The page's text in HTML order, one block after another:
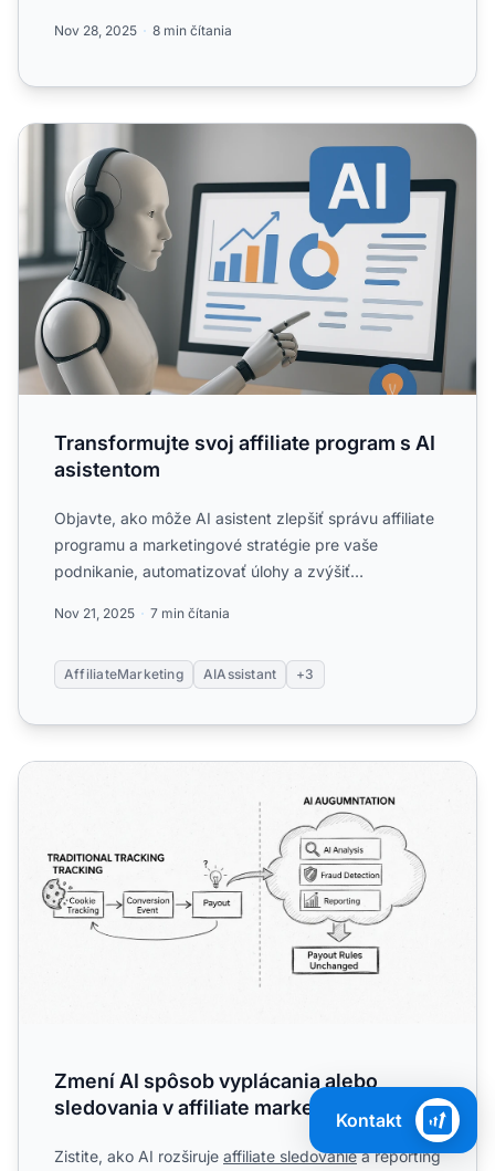
Nov 28, 2025 8 min čítania
Transformujte svoj affiliate program s AI asistentom
Transformujte svoj affiliate program s AI
asistentom
Objavte, ako môže AI asistent zlepšiť správu affiliate
programu a marketingové stratégie pre vaše
podnikanie, automatizovať úlohy a zvýšiť
Nov 21, 2025 7 min čítania
AffiliateMarketing AIAssistant +3
Zmení AI spôsob vyplácania alebo sledovania v affiliate
Zmení AI spôsob vyplácania alebo
sledovania v affiliate marketingu?
Zistite, ako AI rozširuje affiliate sledovaniea reporting
Kontakt